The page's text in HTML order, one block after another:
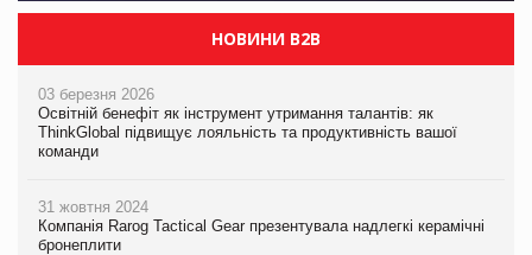
НОВИНИ B2B
03 березня 2026
Освітній бенефіт як інструмент утримання талантів: як
ThinkGlobal підвищує лояльність та продуктивність вашої
команди
31 жовтня 2024
Компанія Rarog Tactical Gear презентувала надлегкі керамічні
бронеплити